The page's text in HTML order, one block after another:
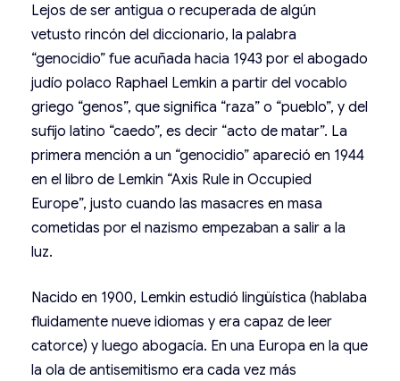
Lejos de ser antigua o recuperada de algún
vetusto rincón del diccionario, la palabra
“genocidio” fue acuñada hacia 1943 por el abogado
judío polaco Raphael Lemkin a partir del vocablo
griego “genos”, que significa “raza” o “pueblo”, y del
sufijo latino “caedo”, es decir “acto de matar”. La
primera mención a un “genocidio” apareció en 1944
en el libro de Lemkin “Axis Rule in Occupied
Europe”, justo cuando las masacres en masa
cometidas por el nazismo empezaban a salir a la
luz.
Nacido en 1900, Lemkin estudió lingüística (hablaba
fluidamente nueve idiomas y era capaz de leer
catorce) y luego abogacía. En una Europa en la que
la ola de antisemitismo era cada vez más